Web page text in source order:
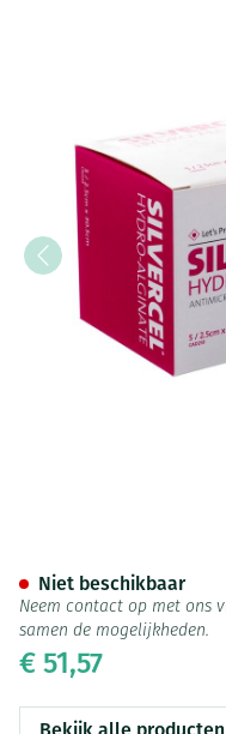
€ 51,57
Niet beschikbaar
Neem contact op met ons
samen de mogelijkheden.